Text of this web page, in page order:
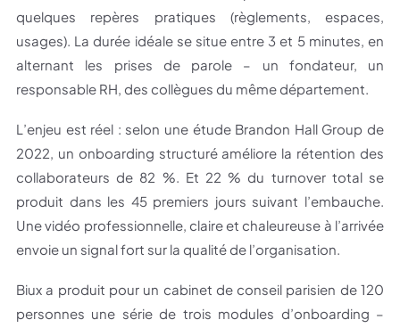
quelques repères pratiques (règlements, espaces,
usages). La durée idéale se situe entre 3 et 5 minutes, en
alternant les prises de parole – un fondateur, un
responsable RH, des collègues du même département.
L’enjeu est réel : selon une étude Brandon Hall Group de
2022, un onboarding structuré améliore la rétention des
collaborateurs de 82 %. Et 22 % du turnover total se
produit dans les 45 premiers jours suivant l’embauche.
Une vidéo professionnelle, claire et chaleureuse à l’arrivée
envoie un signal fort sur la qualité de l’organisation.
Biux a produit pour un cabinet de conseil parisien de 120
personnes une série de trois modules d’onboarding –